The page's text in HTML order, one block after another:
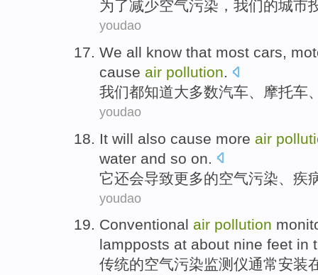
为了减少空气污染，我们的城市
youdao
We all know that most cars,
cause air pollution.
我们都知道大多数汽车、摩托车
youdao
It will also cause more air
water and so on.
它还会导致更多的空气污染、疾
youdao
Conventional air pollution
lampposts at about nine feet in
传统的空气污染监测仪通常安装